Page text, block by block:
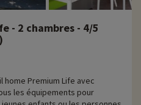
- 2 chambres - 4/5
home Premium Life avec
les équipements pour